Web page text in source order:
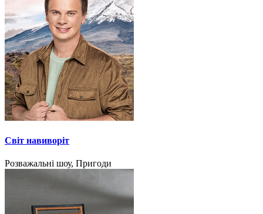
Світ навиворіт
Розважальні шоу, Пригоди